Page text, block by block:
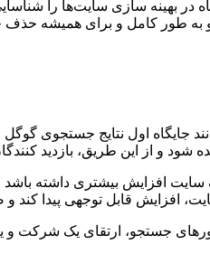
در بهینه سازی سایت‌ها را
به طور کامل و برای همیشه حذف
جایگاه اول نتایج جستجوی
شود و از این طریق، بازدید
سایت افزایش بیشتری داشته
افزایش قابل توجهی پیدا
جستجو، ارتقای یک شرکت و